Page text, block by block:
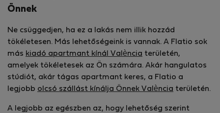
Önnek
Ne csüggedjen, ha ez a lakás nem illik hozzád
tökéletesen. Más lehetőségeink is vannak. A Flatio sok
más kiadó apartmant kínál València területén,
amelyek tökéletesek az Ön számára. Akár hangulatos
stúdiót, akár tágas apartmant keres, a Flatio a
legjobb olcsó szállást kínálja Önnek València területén.
A legjobb az egészben az, hogy lehetőség szerint